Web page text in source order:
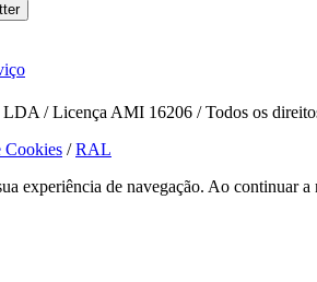
/ Licença AMI 16206 / Todos os
Cookies /RAL
experiência de navegação. Ao continuar